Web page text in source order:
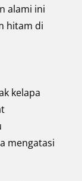
alami ini
hitam di
kelapa
mengatasi